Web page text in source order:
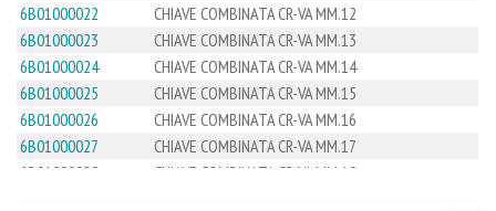
6B01000022
CHIAVE COMBINATA CR-VA MM.12
6B01000023
CHIAVE COMBINATA CR-VA MM.13
6B01000024
CHIAVE COMBINATA CR-VA MM.14
6B01000025
CHIAVE COMBINATA CR-VA MM.15
6B01000026
CHIAVE COMBINATA CR-VA MM.16
6B01000027
CHIAVE COMBINATA CR-VA MM.17
6B01000029
CHIAVE COMBINATA CR-VA MM.19